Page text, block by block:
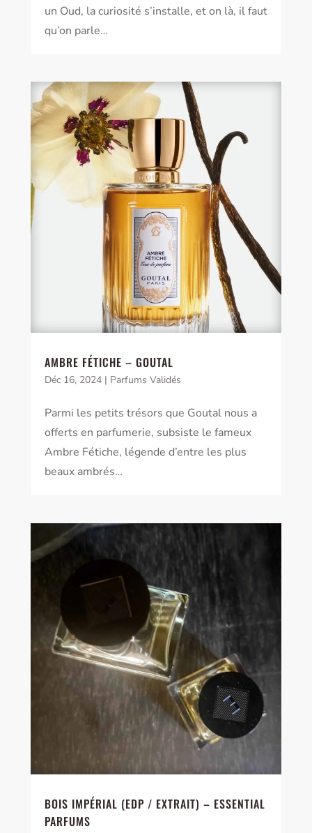
un Oud, la curiosité s’installe, et on là, il faut
qu’on parle…
AMBRE FÉTICHE – GOUTAL
Déc 16, 2024| Parfums Validés
Parmi les petits trésors que Goutal nous a
offerts en parfumerie, subsiste le fameux
Ambre Fétiche, légende d’entre les plus
beaux ambrés…
BOIS IMPÉRIAL (EDP / EXTRAIT) – ESSENTIAL
PARFUMS